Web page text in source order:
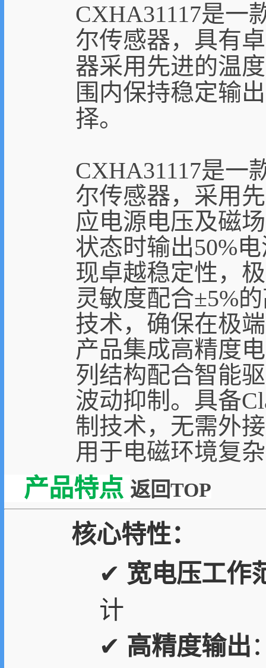
CXHA31117是一
尔传感器，具有
器采用先进的温
围内保持稳定输
择。
CXHA31117是一
尔传感器，采用
应电源电压及磁
状态时输出50%
现卓越稳定性，
灵敏度配合±5%
技术，确保在极
产品集成高精度
列结构配合智能
波动抑制。具备
制技术，无需外
用于电磁环境复
产品特点 返回TOP
核心特性：
✔ 宽电压工作
计
✔ 高精度输出